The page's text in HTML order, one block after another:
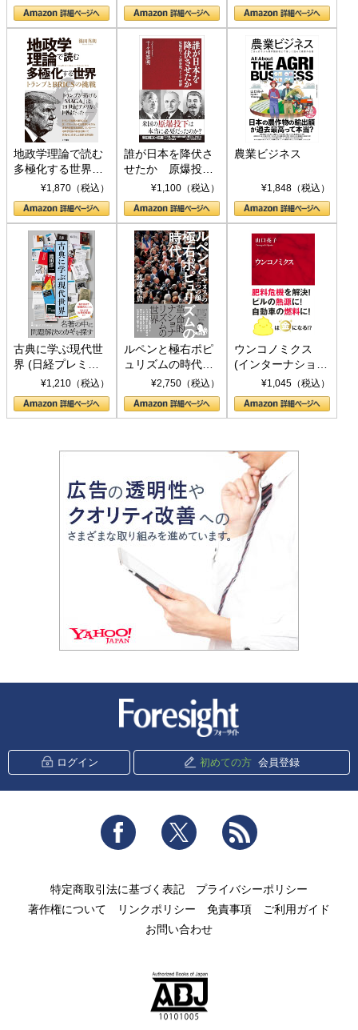
地政学理論で読む
多極化する世界：
トランプとBRICS
の挑戦
¥1,870（税込）
誰が日本を降伏さ
せたか 原爆投
下、ソ連参戦、そ
して聖断 (PHP新
書)
¥1,100（税込）
農業ビジネス
¥1,848（税込）
古典に学ぶ現代世
界 (日経プレミア
シリーズ)¥1,210（税込）
ルペンと極右ポピ
ュリズムの時代：
〈ヤヌス〉の二つ
の顔
¥2,750（税込）
ウンコノミクス
(インターナショナ
ル新書)¥1,045（税込）
ログイン 初めての方 会員登録
Facebook Twitter
特定商取引法に基づく表記
プライバシーポリシー
著作権について
リンクポリシー 免責事項
ご利用ガイド
お問い合わせ